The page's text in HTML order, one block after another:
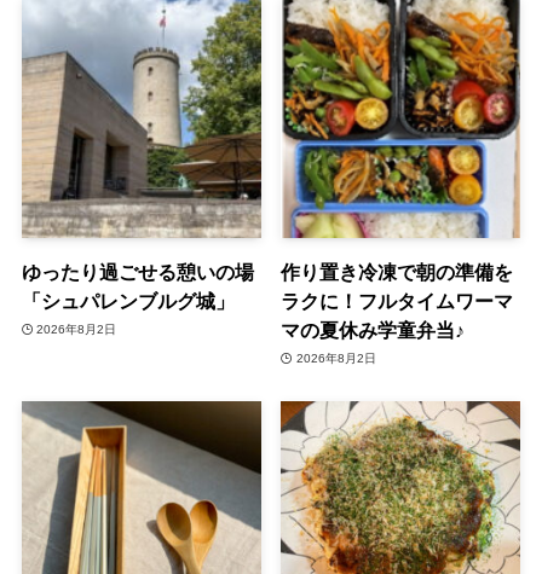
ゆったり過ごせる憩いの場
「シュパレンブルグ城」
2026年8月2日
作り置き冷凍で朝の準備を
ラクに！フルタイムワーマ
マの夏休み学童弁当♪
2026年8月2日